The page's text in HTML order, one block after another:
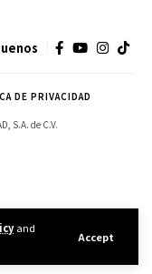
and
Accept
S.A. de C.V.
DE PRIVACIDAD